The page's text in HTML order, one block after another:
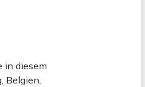
in diesem
Belgien,